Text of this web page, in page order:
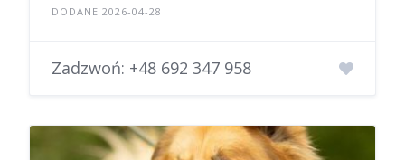
DODANE 2026-04-28
Zadzwoń: +48 692 347 958